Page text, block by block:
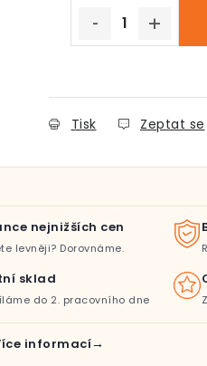
Tisk Zeptat se
nejnižších cen
levněji? Dorovnáme.
sklad
do 2. pracovního dne
informací